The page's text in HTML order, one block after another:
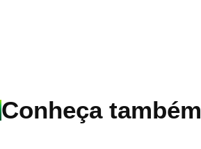
Conheça também